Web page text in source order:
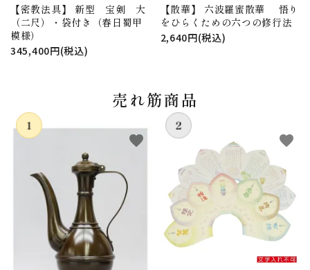
【密教法具】 新型 宝剣 大
（二尺）・袋付き（春日蜀甲
模様）
345,400円(税込)
【散華】 六波羅蜜散華 悟り
をひらくための六つの修行法
2,640円(税込)
売れ筋商品
favorite favorite